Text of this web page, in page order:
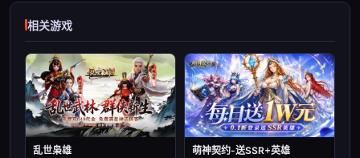
相关游戏
乱世枭雄 萌神契约-送SSR+英雄